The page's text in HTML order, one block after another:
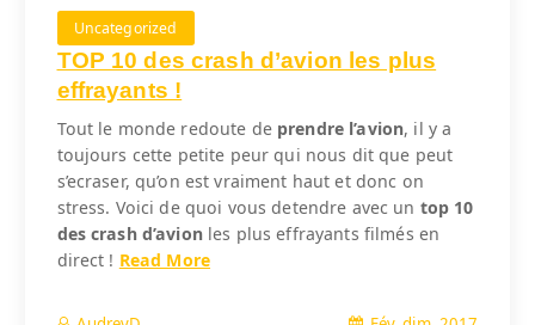
Uncategorized
TOP 10 des crash d’avion les plus
effrayants !
Tout le monde redoute de prendre l’avion, il y a
toujours cette petite peur qui nous dit que peut
s’ecraser, qu’on est vraiment haut et donc on
stress. Voici de quoi vous detendre avec un top 10
des crash d’avionles plus effrayants filmés en
direct ! Read More